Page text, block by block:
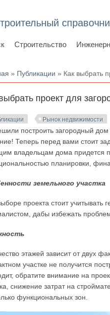
Строительство
» Публикации » Как выбрать
проект для
Рынок недвижимости
построить загородный
Теперь перед вами стоит
владельцам дома придется
планировки,
земельного участка
проекта стоит учитывать
дабы избежать
этажей зависит от двух
участке не получится
обратите внимание на
снижение затрат на
функциональных зон.